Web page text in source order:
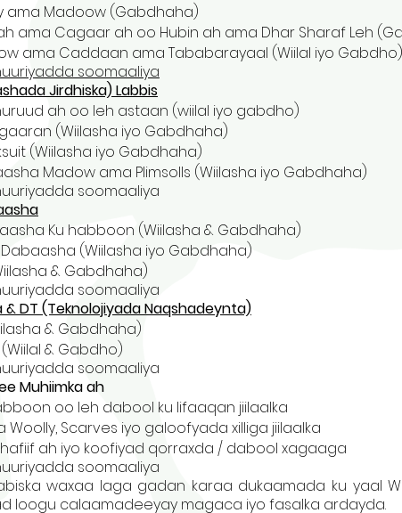
ama Madoow (Gabdhaha)
ama Cagaar ah oo Hubin ah ama Dhar Sharaf Leh
ama Caddaan ama Tababarayaal (Wiilal iyo Gabdho)
soomaaliya
Jirdhiska) Labbis
ah oo leh astaan ​​(wiilal iyo gabdho)
(Wiilasha iyo Gabdhaha)
(Wiilasha iyo Gabdhaha)
Madow ama Plimsolls (Wiilasha iyo Gabdhaha)
soomaaliya
Ku habboon (Wiilasha & Gabdhaha)
(Wiilasha iyo Gabdhaha)
& Gabdhaha)
soomaaliya
& DT (Teknolojiyada Naqshadeynta)
& Gabdhaha)
& Gabdho)
soomaaliya
Muhiimka ah
oo leh dabool ku lifaaqan jiilaalka
Woolly, Scarves iyo galoofyada xilliga jiilaalka
ah iyo koofiyad qorraxda / dabool xagaaga
soomaaliya
waxaa laga gadan karaa dukaamada ku yaal
loogu calaamadeeyay magaca iyo fasalka ardayda.